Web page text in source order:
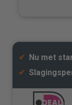
✔ Nu met
✔